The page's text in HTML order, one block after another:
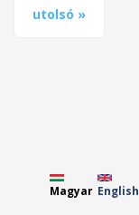
utolsó »
Magyar English